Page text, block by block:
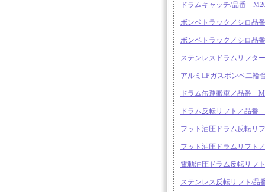
ドラムキャッチ/品番
ボンベトラック／シロ品
ボンベトラック／シロ品
ステンレスドラムリフタ
アルミLPガスボンベ二輪
ドラム缶運搬車／品番
ドラム反転リフト／品番
フット油圧ドラム反転リ
フット油圧ドラムリフト
電動油圧ドラム反転リフ
ステンレス反転リフト/品